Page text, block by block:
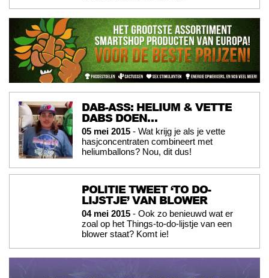
DAB-ASS: HELIUM & VETTE
DABS DOEN…
05 mei 2015 - Wat krijg je als je vette
hasjconcentraten combineert met
heliumballons? Nou, dit dus!
POLITIE TWEET ‘TO DO-
LIJSTJE’ VAN BLOWER
04 mei 2015 - Ook zo benieuwd wat er
zoal op het Things-to-do-lijstje van een
blower staat? Komt ie!